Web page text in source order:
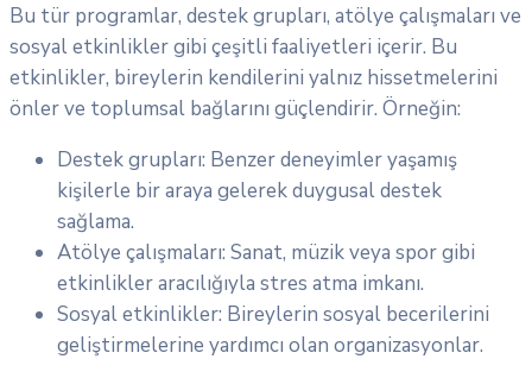
Bu tür programlar, destek grupları, atölye çalışmaları ve
sosyal etkinlikler gibi çeşitli faaliyetleri içerir. Bu
etkinlikler, bireylerin kendilerini yalnız hissetmelerini
önler ve toplumsal bağlarını güçlendirir. Örneğin:
Destek grupları: Benzer deneyimler yaşamış
kişilerle bir araya gelerek duygusal destek
sağlama.
Atölye çalışmaları: Sanat, müzik veya spor gibi
etkinlikler aracılığıyla stres atma imkanı.
Sosyal etkinlikler: Bireylerin sosyal becerilerini
geliştirmelerine yardımcı olan organizasyonlar.